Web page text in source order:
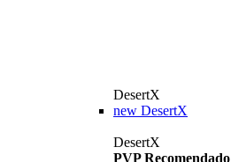
DesertX
new DesertX
DesertX
PVP